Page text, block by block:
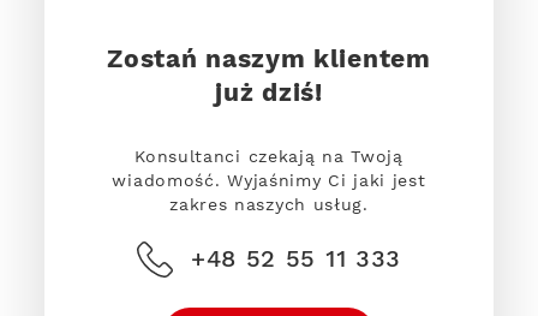
Zostań naszym klientem
już dziś!
Konsultanci czekają na Twoją
wiadomość. Wyjaśnimy Ci jaki jest
zakres naszych usług.
+48 52 55 11 333